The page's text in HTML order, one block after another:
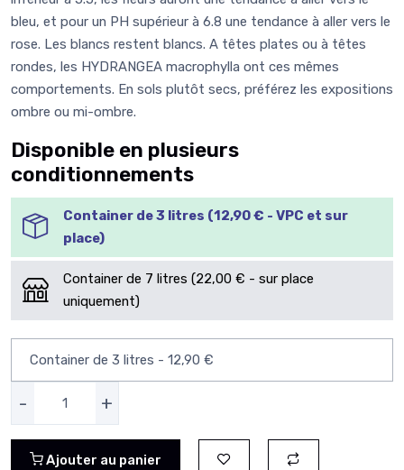
bleu, et pour un PH supérieur à 6.8 une tendance à aller vers le
rose. Les blancs restent blancs. A têtes plates ou à têtes
rondes, les HYDRANGEA macrophylla ont ces mêmes
comportements. En sols plutôt secs, préférez les expositions
ombre ou mi-ombre.
Disponible en plusieurs
conditionnements
Container de 3 litres (12,90 € - VPC et sur
place)
Container de 7 litres (22,00 € - sur place
uniquement)
- +
Ajouter au panier